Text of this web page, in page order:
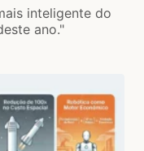
inteligente do
ano."